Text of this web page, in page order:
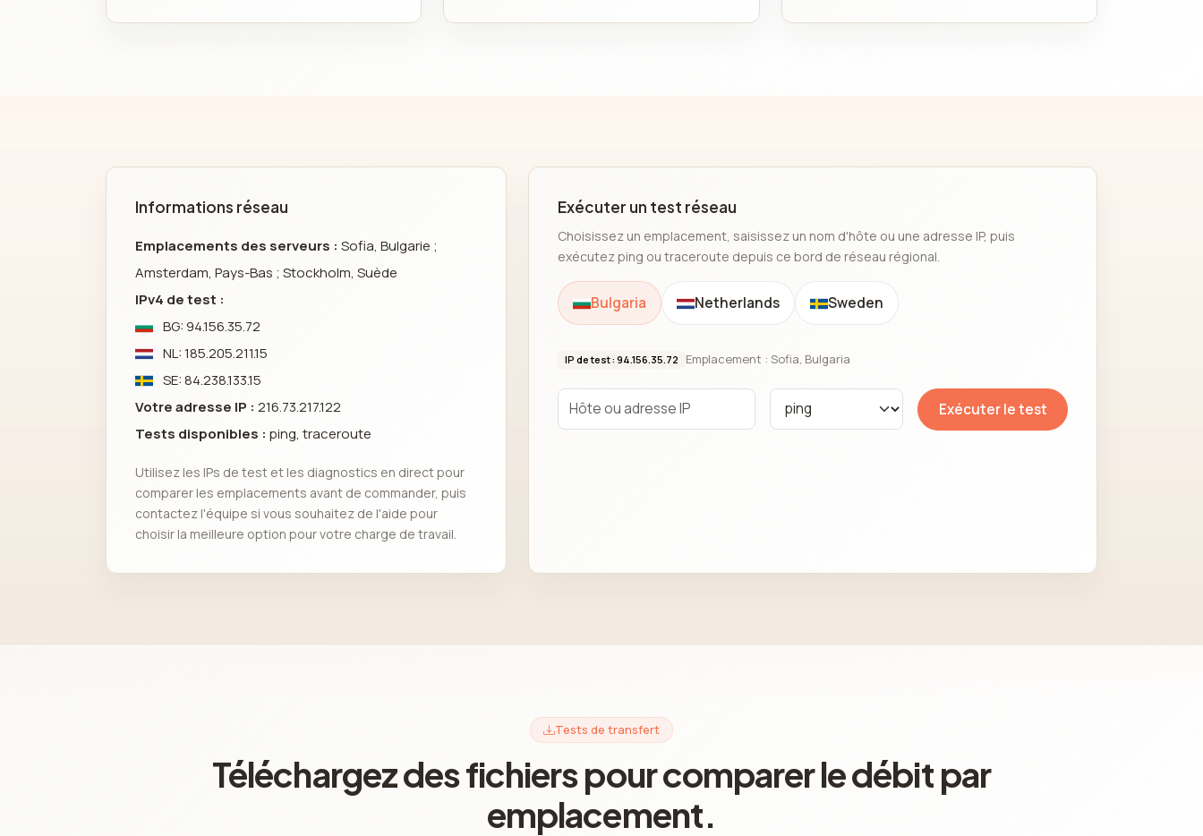
Informations réseau
Emplacements des serveurs : Sofia, Bulgarie ;
Amsterdam, Pays-Bas ; Stockholm, Suède
IPv4 de test :
BG: 94.156.35.72
NL: 185.205.211.15
SE: 84.238.133.15
Votre adresse IP : 216.73.217.122
Tests disponibles : ping, traceroute
Utilisez les IPs de test et les diagnostics en direct pour
comparer les emplacements avant de commander, puis
contactez l'équipe si vous souhaitez de l'aide pour
choisir la meilleure option pour votre charge de travail.
Exécuter un test réseau
Choisissez un emplacement, saisissez un nom d'hôte ou une adresse IP, puis
exécutez ping ou traceroute depuis ce bord de réseau régional.
Bulgaria Netherlands Sweden
IP de test : 94.156.35.72 Emplacement : Sofia, Bulgaria
Exécuter le test
Tests de transfert
Téléchargez des fichiers pour comparer le débit par
emplacement.